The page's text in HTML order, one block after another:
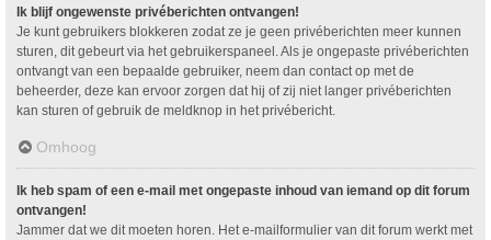
Ik blijf ongewenste privéberichten ontvangen!
Je kunt gebruikers blokkeren zodat ze je geen privéberichten meer kunnen
sturen, dit gebeurt via het gebruikerspaneel. Als je ongepaste privéberichten
ontvangt van een bepaalde gebruiker, neem dan contact op met de
beheerder, deze kan ervoor zorgen dat hij of zij niet langer privéberichten
kan sturen of gebruik de meldknop in het privébericht.
Omhoog
Ik heb spam of een e-mail met ongepaste inhoud van iemand op dit forum
ontvangen!
Jammer dat we dit moeten horen. Het e-mailformulier van dit forum werkt met